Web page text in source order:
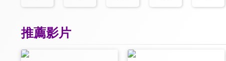
推薦影片